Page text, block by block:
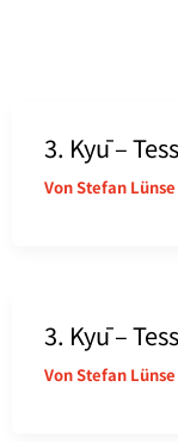
3. Kyū –
VonStefan Lünse
3. Kyū –
VonStefan Lünse